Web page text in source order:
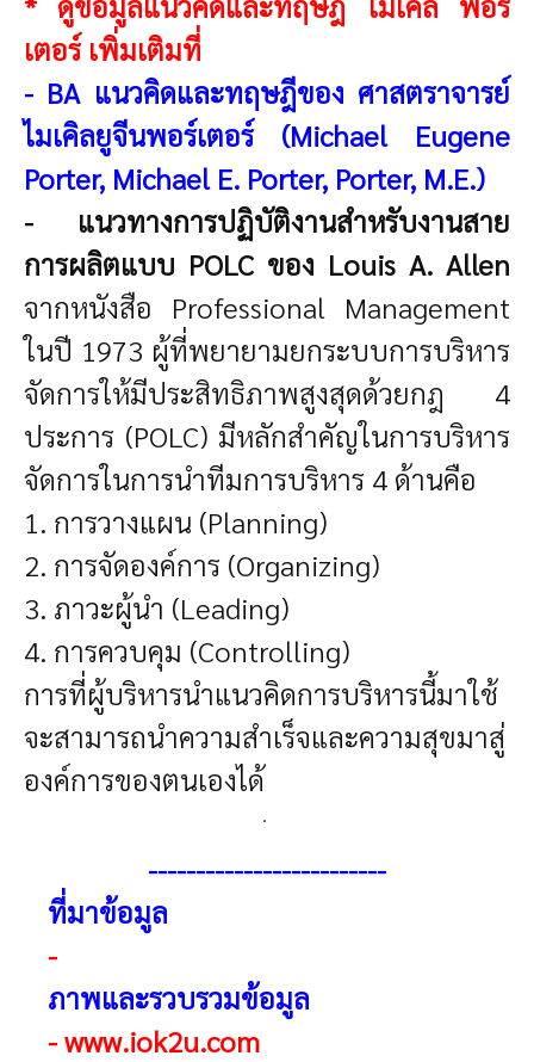
เตอร์ เพิ่มเติมที่
- BA แนวคิดและทฤษฎีของ ศาสตราจารย์
ไมเคิลยูจีนพอร์เตอร์ (Michael Eugene
Porter, Michael E. Porter, Porter, M.E.)
- แนวทางการปฏิบัติงานสำหรับงานสาย
การผลิตแบบ POLC ของ Louis A. Allen
จากหนังสือ Professional Management
ในปี 1973 ผู้ที่พยายามยกระบบการบริหาร
จัดการให้มีประสิทธิภาพสูงสุดด้วยกฎ 4
ประการ (POLC) มีหลักสำคัญในการบริหาร
จัดการในการนำทีมการบริหาร 4 ด้านคือ
1. การวางแผน (Planning)
2. การจัดองค์การ (Organizing)
3. ภาวะผู้นำ (Leading)
4. การควบคุม (Controlling)
การที่ผู้บริหารนำแนวคิดการบริหารนี้มาใช้
จะสามารถนำความสำเร็จและความสุขมาสู่
องค์การของตนเองได้
.
-------------------------
ที่มาข้อมูล
-
ภาพและรวบรวมข้อมูล
-www.iok2u.com